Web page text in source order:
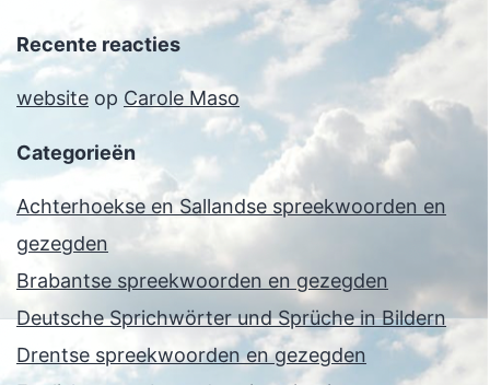
Recente reacties
website op Carole Maso
Categorieën
Achterhoekse en Sallandse spreekwoorden en
gezegden
Brabantse spreekwoorden en gezegden
Deutsche Sprichwörter und Sprüche in Bildern
Drentse spreekwoorden en gezegden